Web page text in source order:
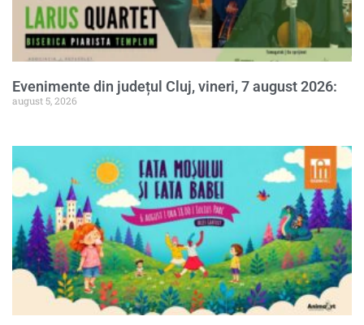
Evenimente din județul Cluj, vineri, 7 august 2026:
august 5, 2026